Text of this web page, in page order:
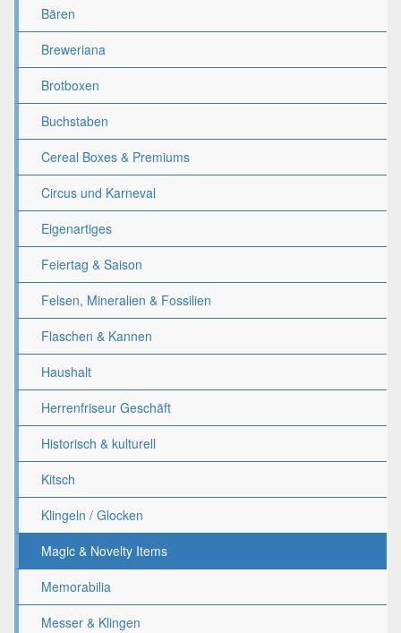
Bären
Breweriana
Brotboxen
Buchstaben
Cereal Boxes & Premiums
Circus und Karneval
Eigenartiges
Feiertag & Saison
Felsen, Mineralien & Fossilien
Flaschen & Kannen
Haushalt
Herrenfriseur Geschäft
Historisch & kulturell
Kitsch
Klingeln / Glocken
Magic & Novelty Items
Memorabilia
Messer & Klingen